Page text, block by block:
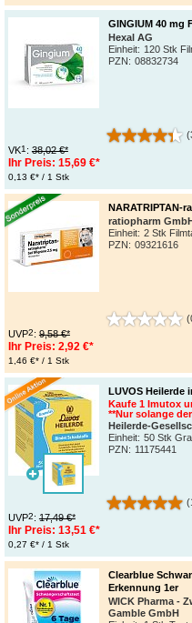
GINGIUM 40 mg
Hexal AG
Einheit: 120 Stk
PZN : 08832734
VK1 : 38,02 €*
Ihr Preis: 15,69 €*
0,13 €* / 1 Stk
NARATRIPTAN-
ratiopharm GmbH
Einheit: 2 Stk
PZN : 09321616
UVP2: 9,58 €*
Ihr Preis: 2,92 €*
1,46 €* / 1 Stk
LUVOS Heilerde
Kaufe 1 Imutox
**Nur solange
Heilerde-
Einheit: 50 Stk
PZN: 11175441
UVP2: 17,49 €*
Ihr Preis: 13,51 €*
0,27 €* / 1 Stk
Clearblue
Erkennung 1er
WICK Pharma -
Gamble GmbH